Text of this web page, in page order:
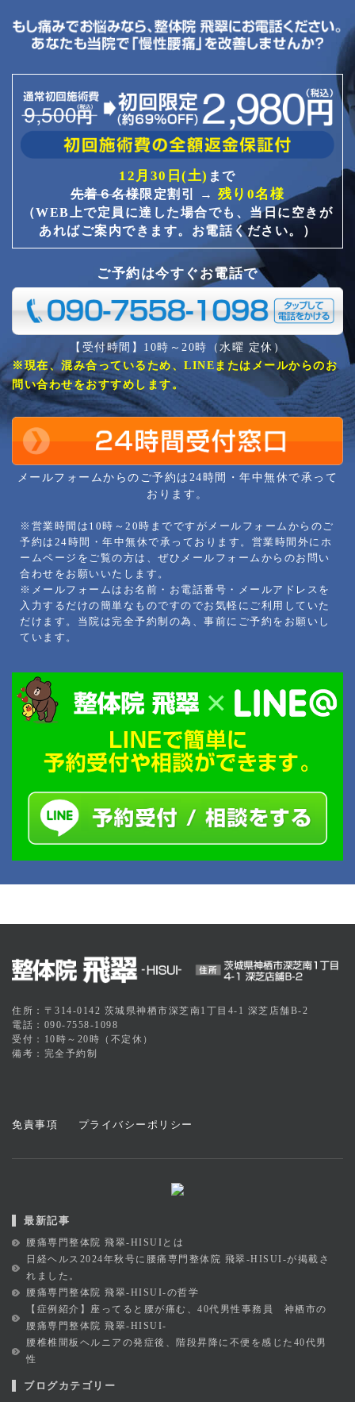
12月30日(土) まで
先着６名様限定割引 → 残り0名様
（WEB上で定員に達した場合でも、当日に空きが
あればご案内できます。お電話ください。）
ご予約は今すぐお電話で
【受付時間】10時～20時（水曜 定休）
※現在、混み合っているため、LINEまたはメールからのお
問い合わせをおすすめします。
メールフォームからのご予約は24時間・年中無休で承って
おります。
※営業時間は10時～20時までですがメールフォームからのご
予約は24時間・年中無休で承っております。営業時間外にホ
ームページをご覧の方は、ぜひメールフォームからのお問い
合わせをお願いいたします。
※メールフォームはお名前・お電話番号・メールアドレスを
入力するだけの簡単なものですのでお気軽にご利用していた
だけます。当院は完全予約制の為、事前にご予約をお願いし
ています。
住所：〒314-0142 茨城県神栖市深芝南1丁目4-1 深芝店舗B-2
電話：090-7558-1098
受付：10時～20時（不定休）
備考：完全予約制
免責事項 プライバシーポリシー
最新記事
腰痛専門整体院 飛翠-HISUIとは
日経ヘルス2024年秋号に腰痛専門整体院 飛翠-HISUI-が掲載さ
れました。
腰痛専門整体院 飛翠-HISUI-の哲学
【症例紹介】座ってると腰が痛む、40代男性事務員 神栖市の
腰痛専門整体院 飛翠-HISUI-
腰椎椎間板ヘルニアの発症後、階段昇降に不便を感じた40代男
性
ブログカテゴリー